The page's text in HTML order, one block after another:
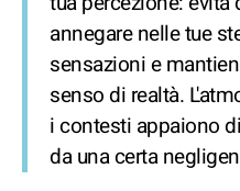
annegare nelle tue
sensazioni e
senso di realtà.
i contesti appaiono
da una certa